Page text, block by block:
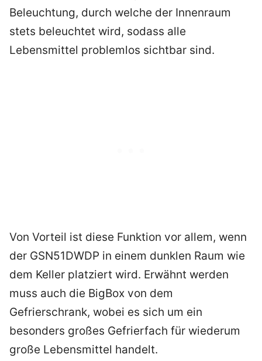
Beleuchtung, durch welche der Innenraum
stets beleuchtet wird, sodass alle
Lebensmittel problemlos sichtbar sind.
Von Vorteil ist diese Funktion vor allem, wenn
der GSN51DWDP in einem dunklen Raum wie
dem Keller platziert wird. Erwähnt werden
muss auch die BigBox von dem
Gefrierschrank, wobei es sich um ein
besonders großes Gefrierfach für wiederum
große Lebensmittel handelt.